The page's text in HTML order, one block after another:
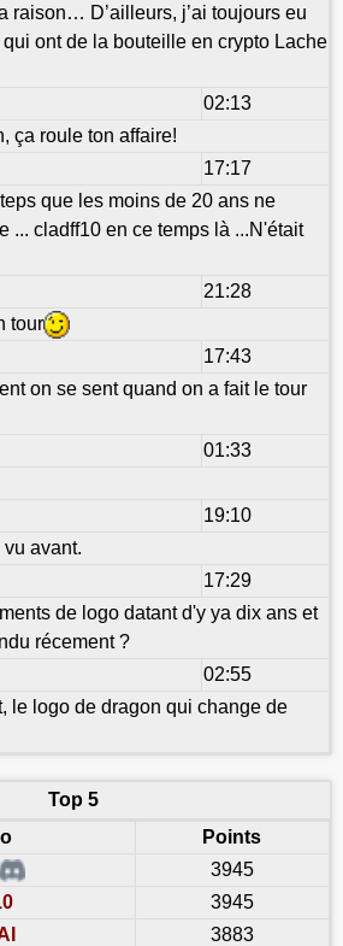
raison… D’ailleurs, j’ai toujours eu
ont de la bouteille en crypto Lache
02:13
ça roule ton affaire!
17:17
que les moins de 20 ans ne
... cladff10 en ce temps là ...N'était
21:28
tour
17:43
on se sent quand on a fait le tour
01:33
19:10
avant.
17:29
de logo datant d'y ya dix ans et
récement ?
02:55
le logo de dragon qui change de
Top 5
Points
3945
3945
3883